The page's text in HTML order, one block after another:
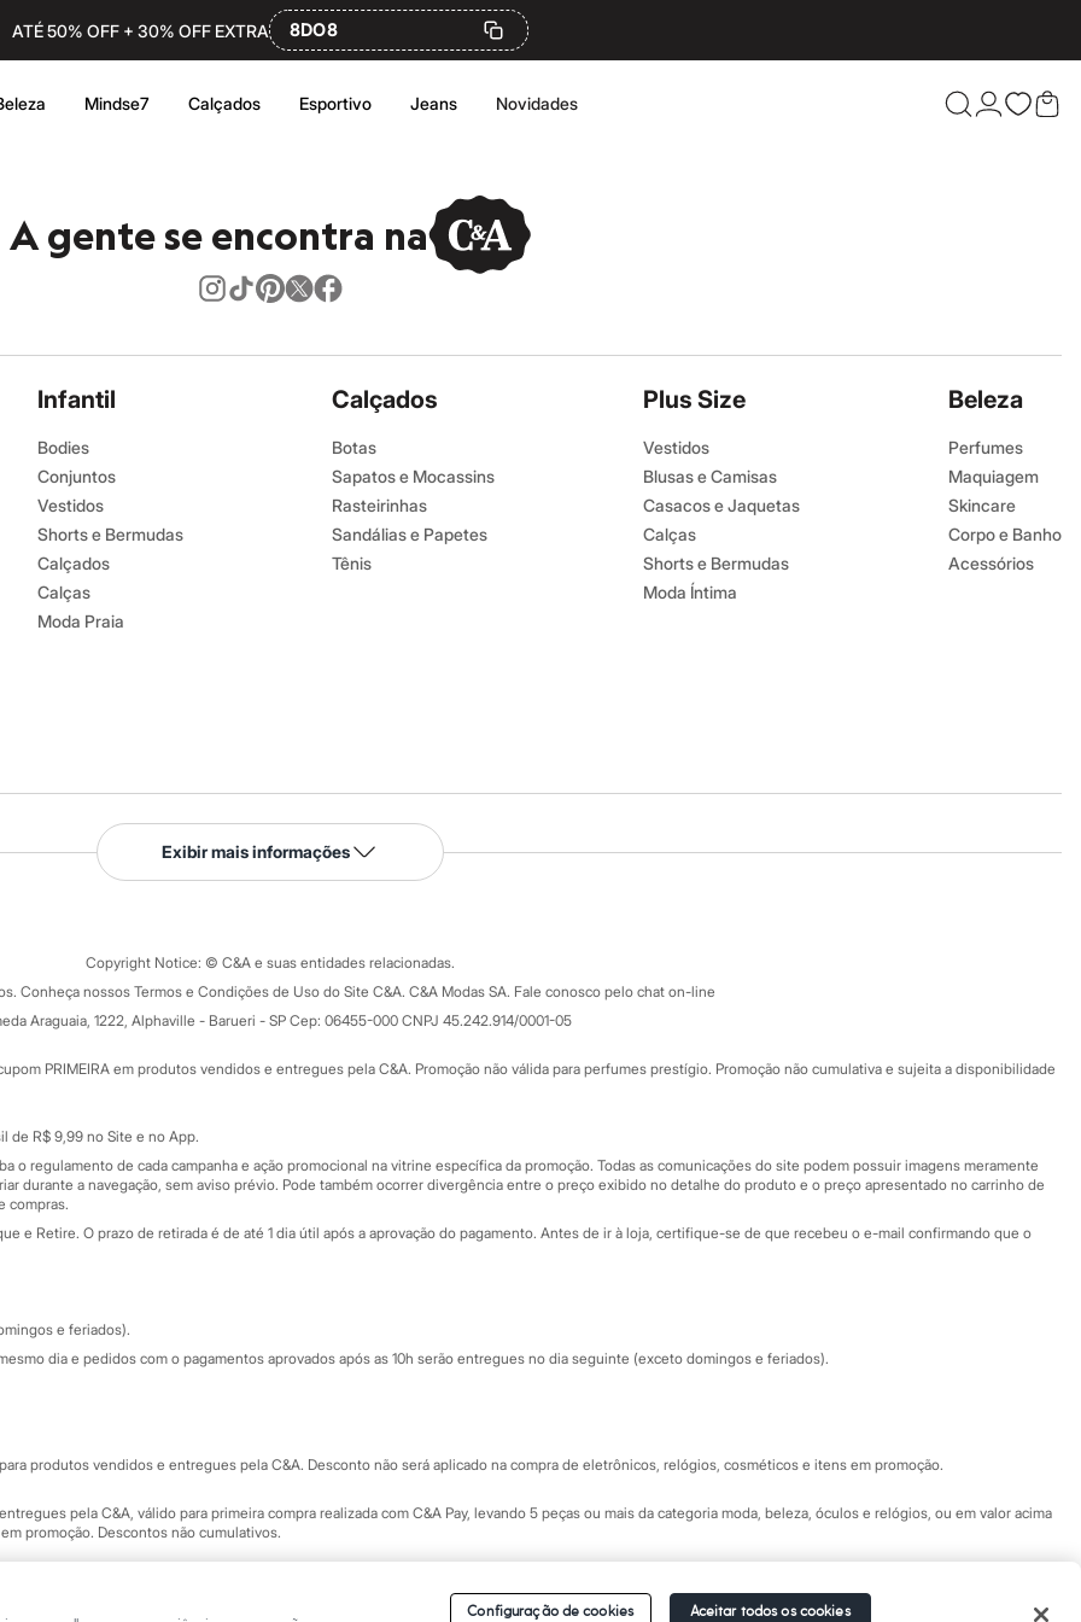
ATÉ 50% OFF + 30% OFF EXTRA 8DO8
Mindse7 Calçados Esportivo Jeans Novidades
Confira
A gente se encontra na
Infantil
Bodies
Conjuntos
Vestidos
Shorts e Bermudas
Calçados
Calças
Moda Praia
Calçados
Botas
Sapatos e Mocassins
Rasteirinhas
Sandálias e Papetes
Tênis
Plus Size
Vestidos
Blusas e Camisas
Casacos e Jaquetas
Calças
Shorts e Bermudas
Moda Íntima
Beleza
Perfumes
Maquiagem
Skincare
Corpo e Banho
Acessórios
Serviços
Tipos de serviços
Formas de pagamento
Todas as vantagens
Minha C&A
Cupons de desconto
Atendimento
Fale conosco
Central de ética
Eventos
Exibir mais informações
Copyright Notice: © C&A e suas entidades relacionadas.
Conheça nossos Termos e Condições de Uso do Site C&A. C&A Modas SA. Fale conosco pelo chat on-line
Araguaia, 1222, Alphaville - Barueri - SP Cep: 06455-000 CNPJ 45.242.914/0001-05
PRIMEIRA em produtos vendidos e entregues pela C&A. Promoção não válida para perfumes prestígio. Promoção não cumulativa e sujeita a disponibilidade
de R$ 9,99 no Site e no App.
o regulamento de cada campanha e ação promocional na vitrine específica da promoção. Todas as comunicações do site podem possuir imagens meramente
durante a navegação, sem aviso prévio. Pode também ocorrer divergência entre o preço exibido no detalhe do produto e o preço apresentado no carrinho de
compras.
e Retire. O prazo de retirada é de até 1 dia útil após a aprovação do pagamento. Antes de ir à loja, certifique-se de que recebeu o e-mail confirmando que o
e feriados).
dia e pedidos com o pagamentos aprovados após as 10h serão entregues no dia seguinte (exceto domingos e feriados).
produtos vendidos e entregues pela C&A. Desconto não será aplicado na compra de eletrônicos, relógios, cosméticos e itens em promoção.
pela C&A, válido para primeira compra realizada com C&A Pay, levando 5 peças ou mais da categoria moda, beleza, óculos e relógios, ou em valor acima
promoção. Descontos não cumulativos.
Configuração de cookies Aceitar todos os cookies